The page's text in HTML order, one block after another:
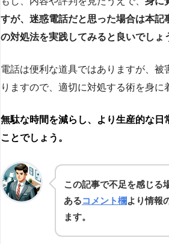
すが、迷惑電話だと思った場合は本記
の対処法を実践してみると良いでしょ
電話は便利な道具ではありますが、被
りますので、適切に対処する術を身に
無駄な時間を減らし、より生産的な日
ことでしょう。
この記事で不足を感じる
あるコメント欄より情報
ます。